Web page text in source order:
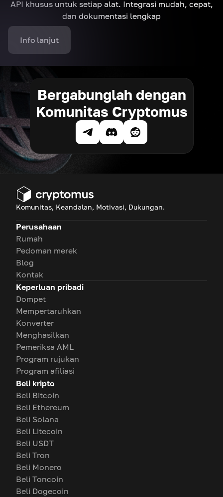
API khusus untuk setiap alat. Integrasi mudah, cepat,
dan dokumentasi lengkap
Info lanjut
Bergabunglah dengan
Komunitas Cryptomus
Komunitas, Keandalan, Motivasi, Dukungan.
Perusahaan
Rumah
Pedoman merek
Blog
Kontak
Keperluan pribadi
Dompet
Mempertaruhkan
Konverter
Menghasilkan
Pemeriksa AML
Program rujukan
Program afiliasi
Beli kripto
Beli Bitcoin
Beli Ethereum
Beli Solana
Beli Litecoin
Beli USDT
Beli Tron
Beli Monero
Beli Toncoin
Beli Dogecoin